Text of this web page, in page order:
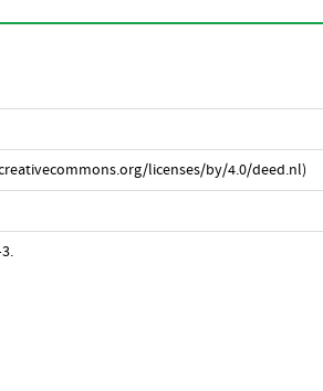
licenses/by/4.0/deed.nl)